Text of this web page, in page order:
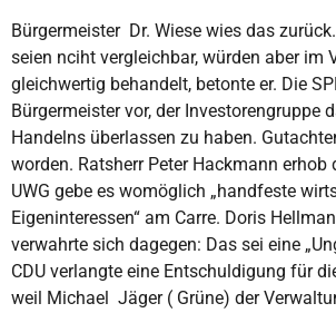
Bürgermeister Dr. Wiese wies das
seien nciht vergleichbar, würden aber im
gleichwertig behandelt, betonte er. Die
Bürgermeister vor, der Investorengruppe
Handelns überlassen zu haben.
worden. Ratsherr Peter Hackmann erhob
UWG gebe es womöglich „handfeste
Eigeninteressen“ am Carre. Doris
verwahrte sich dagegen: Das sei eine
CDU verlangte eine Entschuldigung für
weil Michael Jäger ( Grüne) der